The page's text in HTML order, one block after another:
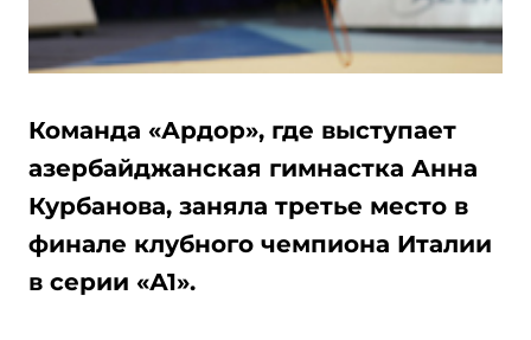
Команда «Ардор», где выступает
азербайджанская гимнастка Анна
Курбанова, заняла третье место в
финале клубного чемпиона Италии
в серии «А1».